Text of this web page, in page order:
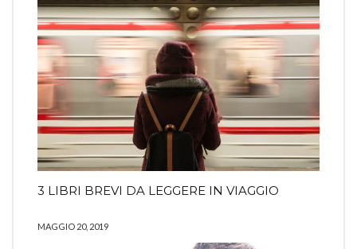
3 LIBRI BREVI DA LEGGERE IN VIAGGIO
MAGGIO 20, 2019